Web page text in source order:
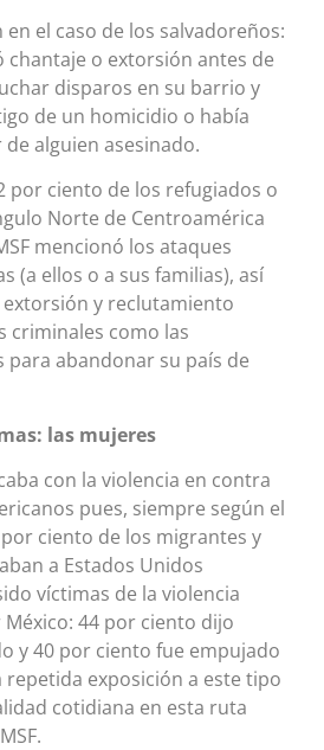
en el caso de los salvadoreños:
chantaje o extorsión antes de
disparos en su barrio y
de un homicidio o había
alguien asesinado.
por ciento de los refugiados o
Norte de Centroamérica
mencionó los ataques
(a ellos o a sus familias), así
y reclutamiento
criminales como las
para abandonar su país de
las mujeres
con la violencia en contra
pues, siempre según el
ciento de los migrantes y
a Estados Unidos
víctimas de la violencia
44 por ciento dijo
y 40 por ciento fue empujado
repetida exposición a este tipo
cotidiana en esta ruta